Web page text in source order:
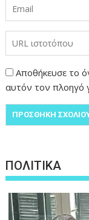
Αποθήκευσε το
αυτόν τον πλοηγό
ΠΟΛΙΤΙΚΑ